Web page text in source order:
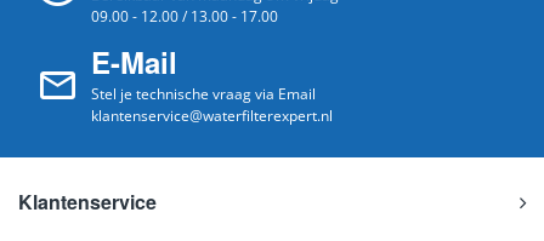
09.00 - 12.00 / 13.00 - 17.00
E-Mail
Stel je technische vraag via Email
klantenservice@waterfilterexpert.nl
Klantenservice